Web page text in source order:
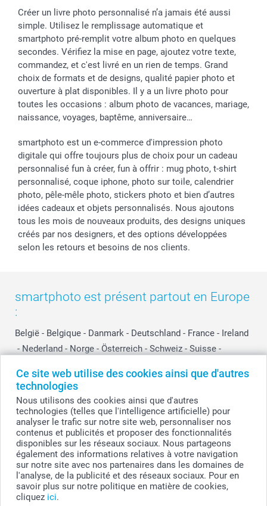
Ce site web utilise des cookies ainsi que d'autres
technologies
Nous utilisons des cookies ainsi que d'autres
technologies (telles que l'intelligence artificielle) pour
analyser le trafic sur notre site web, personnaliser nos
contenus et publicités et proposer des fonctionnalités
disponibles sur les réseaux sociaux. Nous partageons
également des informations relatives à votre navigation
sur notre site avec nos partenaires dans les domaines de
l'analyse, de la publicité et des réseaux sociaux. Pour en
savoir plus sur notre politique en matière de cookies,
cliquez ici.
Créer un livre photo personnalisé n’a jamais été aussi
simple. Utilisez le remplissage automatique et
smartphoto pré-remplit votre album photo en quelques
secondes. Vérifiez la mise en page, ajoutez votre texte,
commandez, et c'est livré en un rien de temps. Grand
choix de formats et de designs, qualité papier photo et
ouverture à plat disponibles. Il y a un livre photo pour
toutes les occasions : album photo de vacances, mariage,
naissance, voyages, baptême, anniversaire…
smartphoto est un e-commerce d'impression photo
digitale qui offre toujours plus de choix pour un cadeau
personnalisé fun à créer, fun à offrir : mug photo, t-shirt
personnalisé, coque iphone, photo sur toile, calendrier
photo, pêle-mêle photo, stickers photo et bien d’autres
idées cadeaux et objets personnalisés. Nous ajoutons
tous les mois de nouveaux produits, des designs uniques
créés par nos designers, et des options développées
selon les retours et besoins de nos clients.
smartphoto est présent partout en Europe
:
België - Belgique - Danmark - Deutschland - France - Ireland
- Nederland - Norge - Österreich - Schweiz - Suisse -
Other Countries
© smartphoto group. Tous droits réservés
smartphoto group SA.
Siège social : Kwatrechtsteenweg 160, 9230 Wetteren, Belgique
Numéro de TVA BE 0405.706.755
Numéro d'entreprise 0405.706.755.
Tous les prix sont en EURO (€), TVA incluse et hors frais de port.